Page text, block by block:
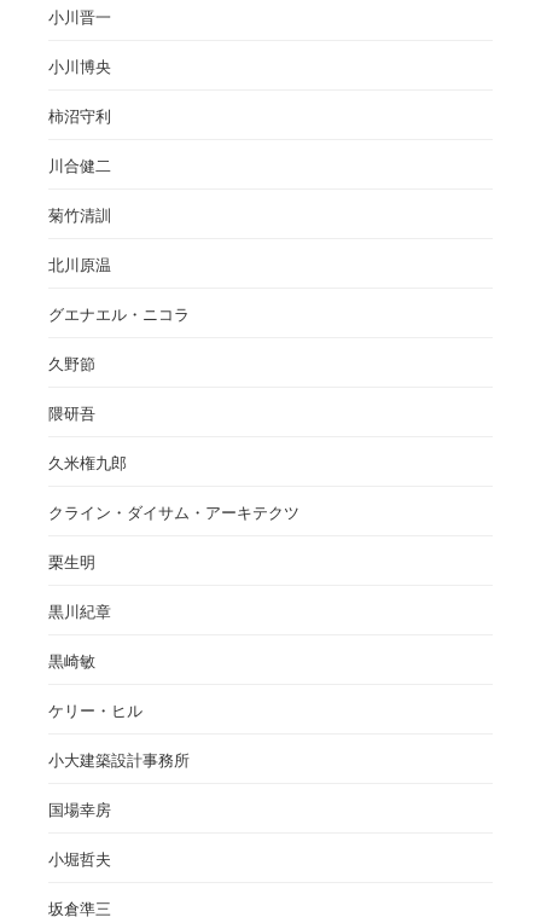
小川晋一
小川博央
柿沼守利
川合健二
菊竹清訓
北川原温
グエナエル・ニコラ
久野節
隈研吾
久米権九郎
クライン・ダイサム・アーキテクツ
栗生明
黒川紀章
黒崎敏
ケリー・ヒル
小大建築設計事務所
国場幸房
小堀哲夫
坂倉準三